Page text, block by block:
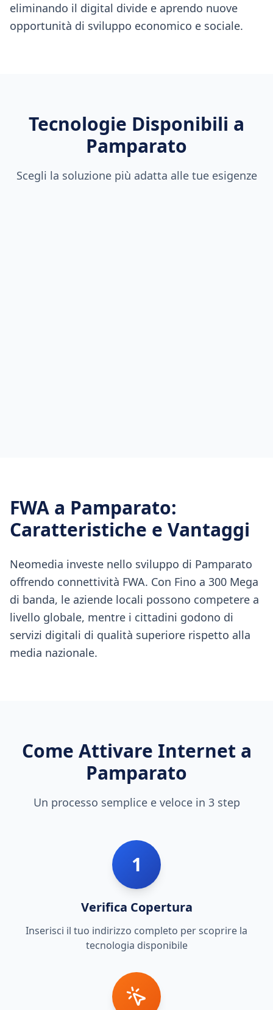
eliminando il digital divide e aprendo nuove
opportunità di sviluppo economico e sociale.
Tecnologie Disponibili a
Pamparato
Scegli la soluzione più adatta alle tue esigenze
FWA a Pamparato:
Caratteristiche e Vantaggi
Neomedia investe nello sviluppo di Pamparato
offrendo connettività FWA. Con Fino a 300 Mega
di banda, le aziende locali possono competere a
livello globale, mentre i cittadini godono di
servizi digitali di qualità superiore rispetto alla
media nazionale.
Come Attivare Internet a
Pamparato
Un processo semplice e veloce in 3 step
1
Verifica Copertura
Inserisci il tuo indirizzo completo per scoprire la
tecnologia disponibile